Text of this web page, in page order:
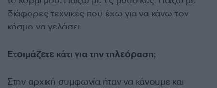
διάφορες τεχνικές που έχω για να κάνω τον
κόσµο να γελάσει.
Ετοιµάζετε κάτι για την τηλεόραση;
Στην αρχική συµφωνία ήταν να κάνουµε και